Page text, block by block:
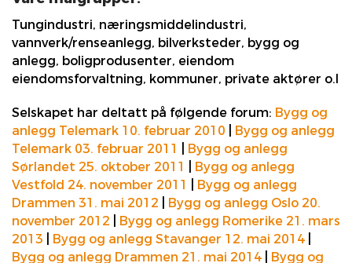
Tungindustri, næringsmiddelindustri,
vannverk/renseanlegg, bilverksteder, bygg og
anlegg, boligprodusenter, eiendom
eiendomsforvaltning, kommuner, private aktører o.l
Selskapet har deltatt på følgende forum: Bygg og
anlegg Telemark 10. februar 2010
Bygg og anlegg
Telemark 03. februar 2011
Bygg og anlegg
Sørlandet 25. oktober 2011
Bygg og anlegg
Vestfold 24. november 2011
Bygg og anlegg
Drammen 31. mai 2012
Bygg og anlegg Oslo 20.
november 2012
Bygg og anlegg Romerike 21. mars
2013
Bygg og anlegg Stavanger 12. mai 2014
Bygg og anlegg Drammen 21. mai 2014
Bygg og